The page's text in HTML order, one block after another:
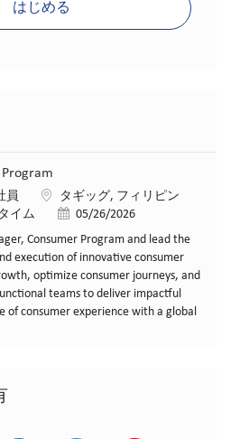
はじめる
員 場所タギッグ, フィリピン
イム 投稿日05/26/2026
Consumer Program and lead the
execution of innovative consumer
optimize consumer journeys, and
teams to deliver impactful
of consumer experience with a global